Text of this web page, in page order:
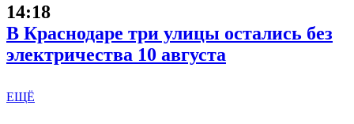
14:18
В Краснодаре три улицы остались без
электричества 10 августа
ЕЩЁ